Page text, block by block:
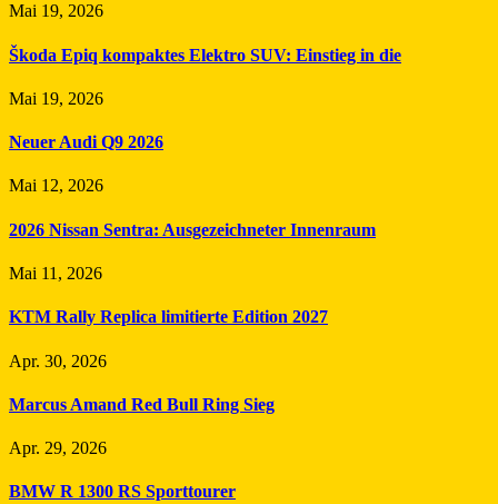
Mai 19, 2026
Škoda Epiq kompaktes Elektro SUV: Einstieg in die
Mai 19, 2026
Neuer Audi Q9 2026
Mai 12, 2026
2026 Nissan Sentra: Ausgezeichneter Innenraum
Mai 11, 2026
KTM Rally Replica limitierte Edition 2027
Apr. 30, 2026
Marcus Amand Red Bull Ring Sieg
Apr. 29, 2026
BMW R 1300 RS Sporttourer